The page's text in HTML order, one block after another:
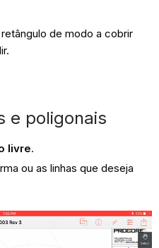
de modo a cobrir
e poligonais
livre.
ou as linhas que deseja